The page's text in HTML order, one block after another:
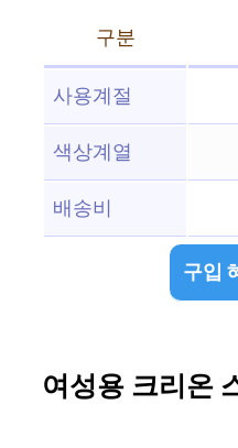
구분
사용계절
색상계열
배송비
구입
여성용 크리온